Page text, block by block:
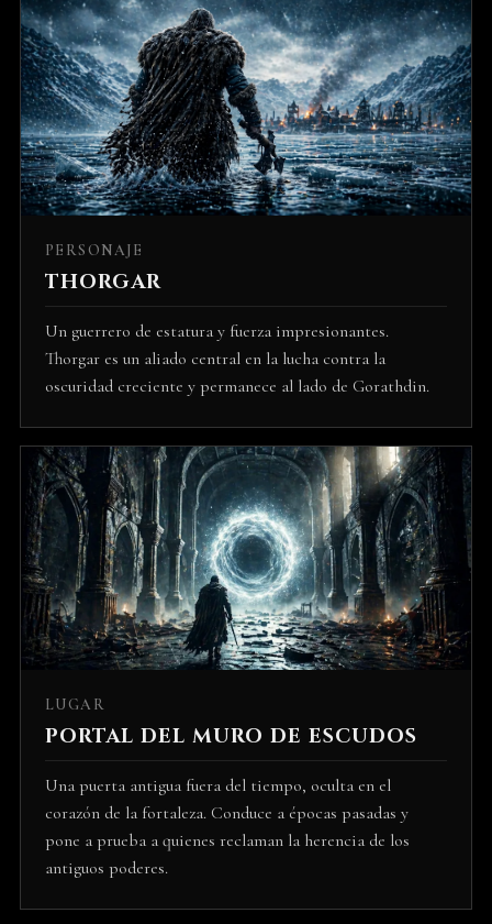
PERSONAJE
THORGAR
Un guerrero de estatura y fuerza impresionantes.
Thorgar es un aliado central en la lucha contra la
oscuridad creciente y permanece al lado de Gorathdin.
LUGAR
PORTAL DEL MURO DE ESCUDOS
Una puerta antigua fuera del tiempo, oculta en el
corazón de la fortaleza. Conduce a épocas pasadas y
pone a prueba a quienes reclaman la herencia de los
antiguos poderes.